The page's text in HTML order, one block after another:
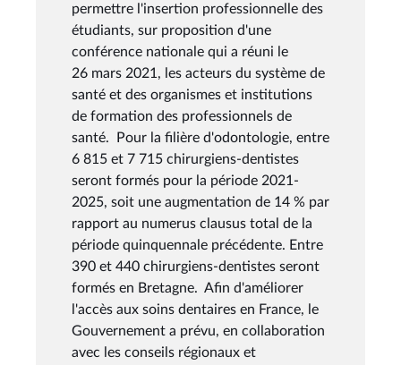
permettre l'insertion professionnelle des
étudiants, sur proposition d'une
conférence nationale qui a réuni le
26 mars 2021, les acteurs du système de
santé et des organismes et institutions
de formation des professionnels de
santé. Pour la filière d'odontologie, entre
6 815 et 7 715 chirurgiens-dentistes
seront formés pour la période 2021-
2025, soit une augmentation de 14 % par
rapport au numerus clausus total de la
période quinquennale précédente. Entre
390 et 440 chirurgiens-dentistes seront
formés en Bretagne. Afin d'améliorer
l'accès aux soins dentaires en France, le
Gouvernement a prévu, en collaboration
avec les conseils régionaux et